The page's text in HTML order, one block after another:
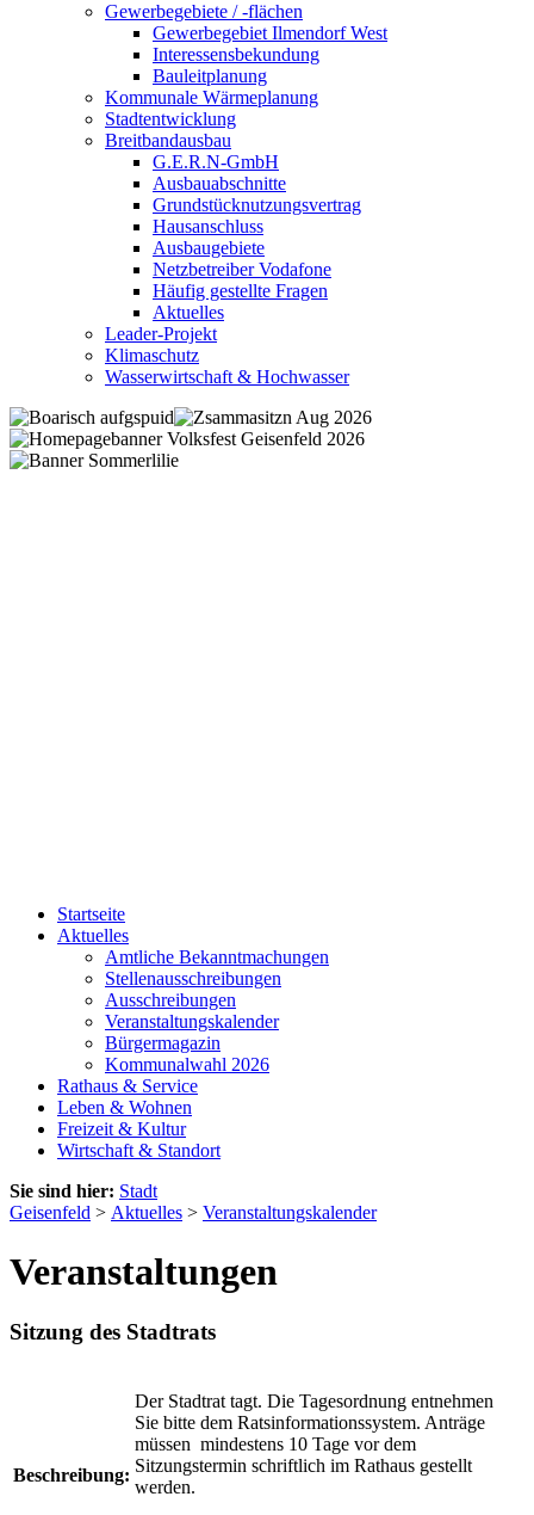
Gewerbegebiete / -flächen
Gewerbegebiet Ilmendorf West
Interessensbekundung
Bauleitplanung
Kommunale Wärmeplanung
Stadtentwicklung
Breitbandausbau
G.E.R.N-GmbH
Ausbauabschnitte
Grundstücknutzungsvertrag
Hausanschluss
Ausbaugebiete
Netzbetreiber Vodafone
Häufig gestellte Fragen
Aktuelles
Leader-Projekt
Klimaschutz
Wasserwirtschaft & Hochwasser
Startseite
Aktuelles
Amtliche Bekanntmachungen
Stellenausschreibungen
Ausschreibungen
Veranstaltungskalender
Bürgermagazin
Kommunalwahl 2026
Rathaus & Service
Leben & Wohnen
Freizeit & Kultur
Wirtschaft & Standort
Sie sind hier: Stadt
Geisenfeld > Aktuelles > Veranstaltungskalender
Veranstaltungen
Sitzung des Stadtrats
Beschreibung:
Der Stadtrat tagt. Die Tagesordnung entnehmen
Sie bitte dem Ratsinformationssystem. Anträge
müssen mindestens 10 Tage vor dem
Sitzungstermin schriftlich im Rathaus gestellt
werden.